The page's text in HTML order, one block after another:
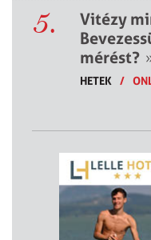
5.
Vitézy
mérést?
HETEK /